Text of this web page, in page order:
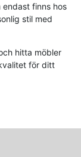
finns hos
stil med
hitta möbler
för ditt